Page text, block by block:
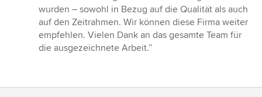
wurden – sowohl in Bezug auf die Qualität als auch
auf den Zeitrahmen. Wir können diese Firma weiter
empfehlen. Vielen Dank an das gesamte Team für
die ausgezeichnete Arbeit.”